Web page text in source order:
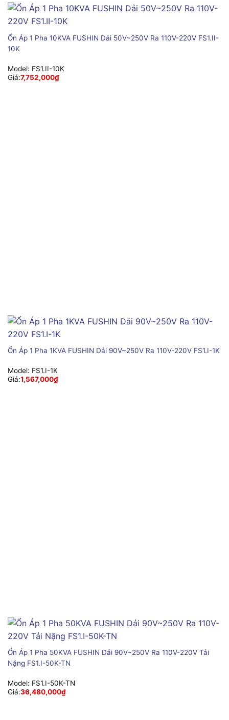
Ổn Áp 1 Pha 10KVA FUSHIN Dải 50V~250V Ra 110V-220V FS1.II-
10K
Model: FS1.II-10K
Giá:7,752,000₫
Ổn Áp 1 Pha 1KVA FUSHIN Dải 90V~250V Ra 110V-220V FS1.I-1K
Model: FS1.I-1K
Giá:1,567,000₫
Ổn Áp 1 Pha 50KVA FUSHIN Dải 90V~250V Ra 110V-220V Tải
Nặng FS1.I-50K-TN
Model: FS1.I-50K-TN
Giá:36,480,000₫